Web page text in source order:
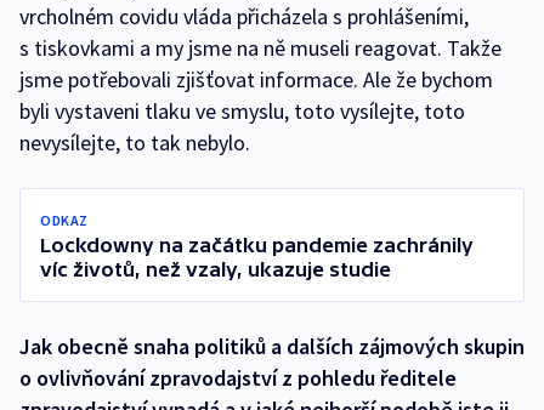
vrcholném covidu vláda přicházela s prohlášeními,
s tiskovkami a my jsme na ně museli reagovat. Takže
jsme potřebovali zjišťovat informace. Ale že bychom
byli vystaveni tlaku ve smyslu, toto vysílejte, toto
nevysílejte, to tak nebylo.
ODKAZ
Lockdowny na začátku pandemie zachránily
víc životů, než vzaly, ukazuje studie
Jak obecně snaha politiků a dalších zájmových skupin
o ovlivňování zpravodajství z pohledu ředitele